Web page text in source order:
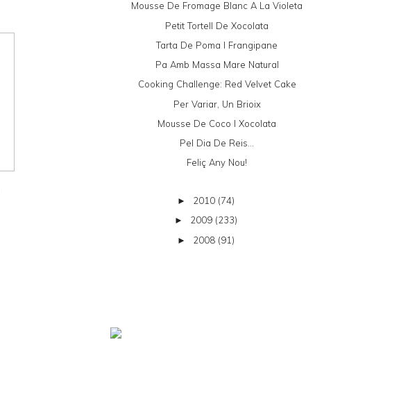
Mousse De Fromage Blanc A La Violeta
Petit Tortell De Xocolata
Tarta De Poma I Frangipane
Pa Amb Massa Mare Natural
Cooking Challenge: Red Velvet Cake
Per Variar, Un Brioix
Mousse De Coco I Xocolata
Pel Dia De Reis...
Feliç Any Nou!
► 2010 (74)
► 2009 (233)
► 2008 (91)